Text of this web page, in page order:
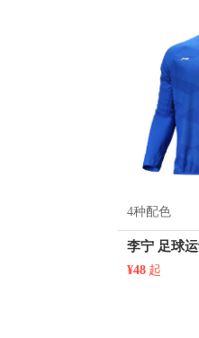
4种配色
¥48 起